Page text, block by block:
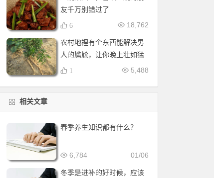
友千万别错过了
18,762
6
农村地裡有个东西能解决男
人的尴尬，让你晚上壮如猛
牛床受不了
5,488
1
相关文章
春季养生知识都有什么？
01/06
6,784
冬季是进补的好时候，应该